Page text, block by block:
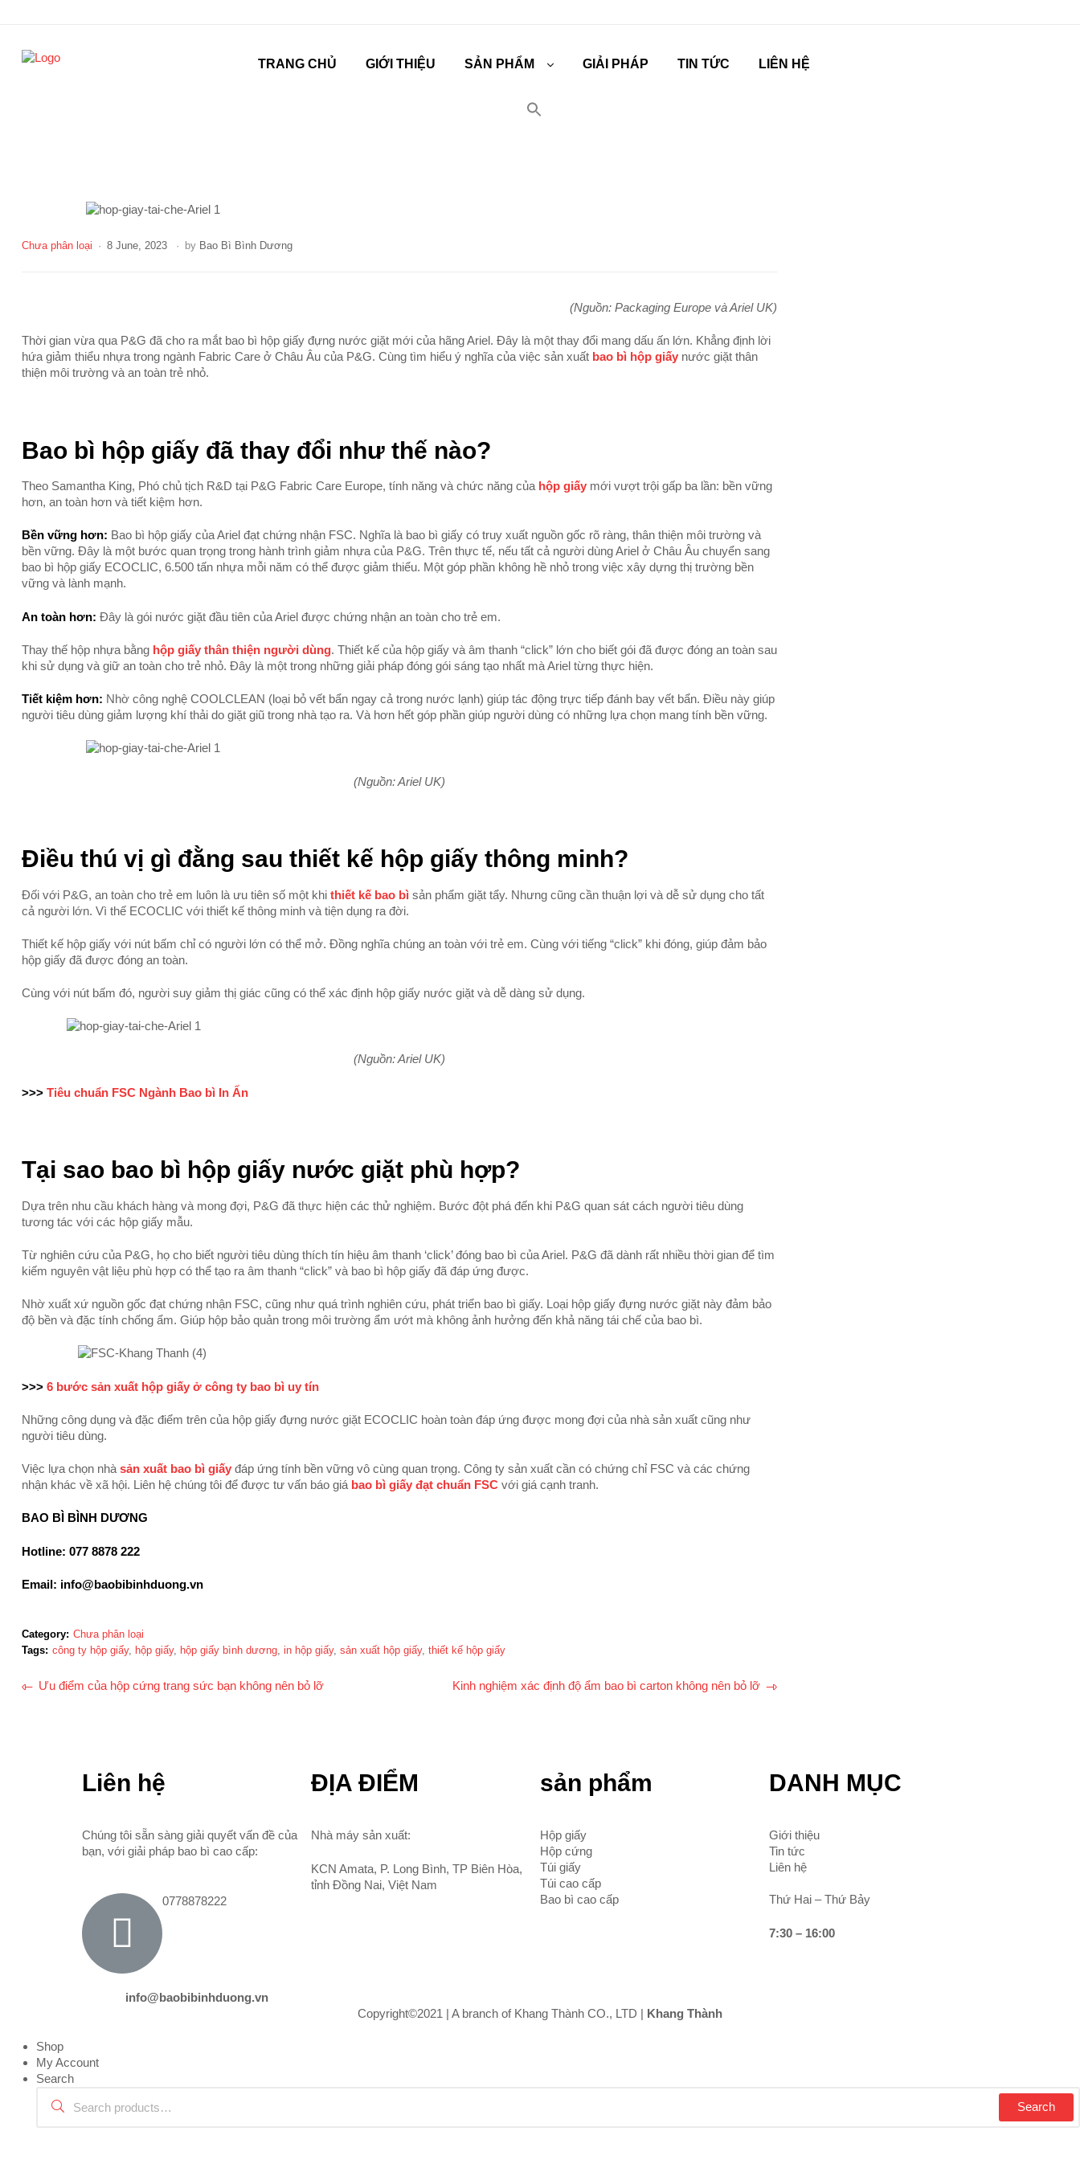
TRANG CHỦ GIỚI THIỆU SẢN PHẨM GIẢI PHÁP TIN TỨC LIÊN HỆ
Chưa phân loại 8 June, 2023 by Bao Bì Bình Dương
(Nguồn: Packaging Europe và Ariel UK)
Thời gian vừa qua P&G đã cho ra mắt bao bì hộp giấy đựng nước giặt mới của hãng Ariel. Đây là một thay đổi mang dấu ấn lớn. Khẳng định lời
hứa giảm thiểu nhựa trong ngành Fabric Care ở Châu Âu của P&G. Cùng tìm hiểu ý nghĩa của việc sản xuất bao bì hộp giấy nước giặt thân
thiện môi trường và an toàn trẻ nhỏ.
Bao bì hộp giấy đã thay đổi như thế nào?
Theo Samantha King, Phó chủ tịch R&D tại P&G Fabric Care Europe, tính năng và chức năng của hộp giấy mới vượt trội gấp ba lần: bền vững
hơn, an toàn hơn và tiết kiệm hơn.
Bền vững hơn: Bao bì hộp giấy của Ariel đạt chứng nhận FSC. Nghĩa là bao bì giấy có truy xuất nguồn gốc rõ ràng, thân thiện môi trường và
bền vững. Đây là một bước quan trọng trong hành trình giảm nhựa của P&G. Trên thực tế, nếu tất cả người dùng Ariel ở Châu Âu chuyển sang
bao bì hộp giấy ECOCLIC, 6.500 tấn nhựa mỗi năm có thể được giảm thiểu. Một góp phần không hề nhỏ trong việc xây dựng thị trường bền
vững và lành mạnh.
An toàn hơn: Đây là gói nước giặt đầu tiên của Ariel được chứng nhận an toàn cho trẻ em.
Thay thế hộp nhựa bằng hộp giấy thân thiện người dùng. Thiết kế của hộp giấy và âm thanh “click” lớn cho biết gói đã được đóng an toàn sau
khi sử dụng và giữ an toàn cho trẻ nhỏ. Đây là một trong những giải pháp đóng gói sáng tạo nhất mà Ariel từng thực hiện.
Tiết kiệm hơn: Nhờ công nghệ COOLCLEAN (loại bỏ vết bẩn ngay cả trong nước lạnh) giúp tác động trực tiếp đánh bay vết bẩn. Điều này giúp
người tiêu dùng giảm lượng khí thải do giặt giũ trong nhà tạo ra. Và hơn hết góp phần giúp người dùng có những lựa chọn mang tính bền vững.
(Nguồn: Ariel UK)
Điều thú vị gì đằng sau thiết kế hộp giấy thông minh?
Đối với P&G, an toàn cho trẻ em luôn là ưu tiên số một khi thiết kế bao bì sản phẩm giặt tẩy. Nhưng cũng cần thuận lợi và dễ sử dụng cho tất
cả người lớn. Vì thế ECOCLIC với thiết kế thông minh và tiện dụng ra đời.
Thiết kế hộp giấy với nút bấm chỉ có người lớn có thể mở. Đồng nghĩa chúng an toàn với trẻ em. Cùng với tiếng “click” khi đóng, giúp đảm bảo
hộp giấy đã được đóng an toàn.
Cùng với nút bấm đó, người suy giảm thị giác cũng có thể xác định hộp giấy nước giặt và dễ dàng sử dụng.
(Nguồn: Ariel UK)
>>> Tiêu chuẩn FSC Ngành Bao bì In Ấn
Tại sao bao bì hộp giấy nước giặt phù hợp?
Dựa trên nhu cầu khách hàng và mong đợi, P&G đã thực hiện các thử nghiệm. Bước đột phá đến khi P&G quan sát cách người tiêu dùng
tương tác với các hộp giấy mẫu.
Từ nghiên cứu của P&G, họ cho biết người tiêu dùng thích tín hiệu âm thanh ‘click’ đóng bao bì của Ariel. P&G đã dành rất nhiều thời gian để tìm
kiếm nguyên vật liệu phù hợp có thể tạo ra âm thanh “click” và bao bì hộp giấy đã đáp ứng được.
Nhờ xuất xứ nguồn gốc đạt chứng nhận FSC, cũng như quá trình nghiên cứu, phát triển bao bì giấy. Loại hộp giấy đựng nước giặt này đảm bảo
độ bền và đặc tính chống ẩm. Giúp hộp bảo quản trong môi trường ẩm ướt mà không ảnh hưởng đến khả năng tái chế của bao bì.
>>> 6 bước sản xuất hộp giấy ở công ty bao bì uy tín
Những công dụng và đặc điểm trên của hộp giấy đựng nước giặt ECOCLIC hoàn toàn đáp ứng được mong đợi của nhà sản xuất cũng như
người tiêu dùng.
Việc lựa chọn nhà sản xuất bao bì giấy đáp ứng tính bền vững vô cùng quan trọng. Công ty sản xuất cần có chứng chỉ FSC và các chứng
nhận khác về xã hội. Liên hệ chúng tôi để được tư vấn báo giá bao bì giấy đạt chuẩn FSC với giá cạnh tranh.
BAO BÌ BÌNH DƯƠNG
Hotline: 077 8878 222
Email: info@baobibinhduong.vn
Category: Chưa phân loại
Tags: công ty hộp giấy, hộp giấy, hộp giấy bình dương, in hộp giấy, sản xuất hộp giấy, thiết kế hộp giấy
Ưu điểm của hộp cứng trang sức bạn không nên bỏ lỡ Kinh nghiệm xác định độ ẩm bao bì carton không nên bỏ lỡ
Liên hệ
Chúng tôi sẵn sàng giải quyết vấn đề của
bạn, với giải pháp bao bì cao cấp:
0778878222
info@baobibinhduong.vn
ĐỊA ĐIỂM
Nhà máy sản xuất:
KCN Amata, P. Long Bình, TP Biên Hòa,
tỉnh Đồng Nai, Việt Nam
sản phẩm
Hộp giấy
Hộp cứng
Túi giấy
Túi cao cấp
Bao bì cao cấp
DANH MỤC
Giới thiệu
Tin tức
Liên hệ
Thứ Hai – Thứ Bảy
7:30 – 16:00
Copyright©2021 | A branch of Khang Thành CO., LTD | Khang Thành
Shop
My Account
Search
Search